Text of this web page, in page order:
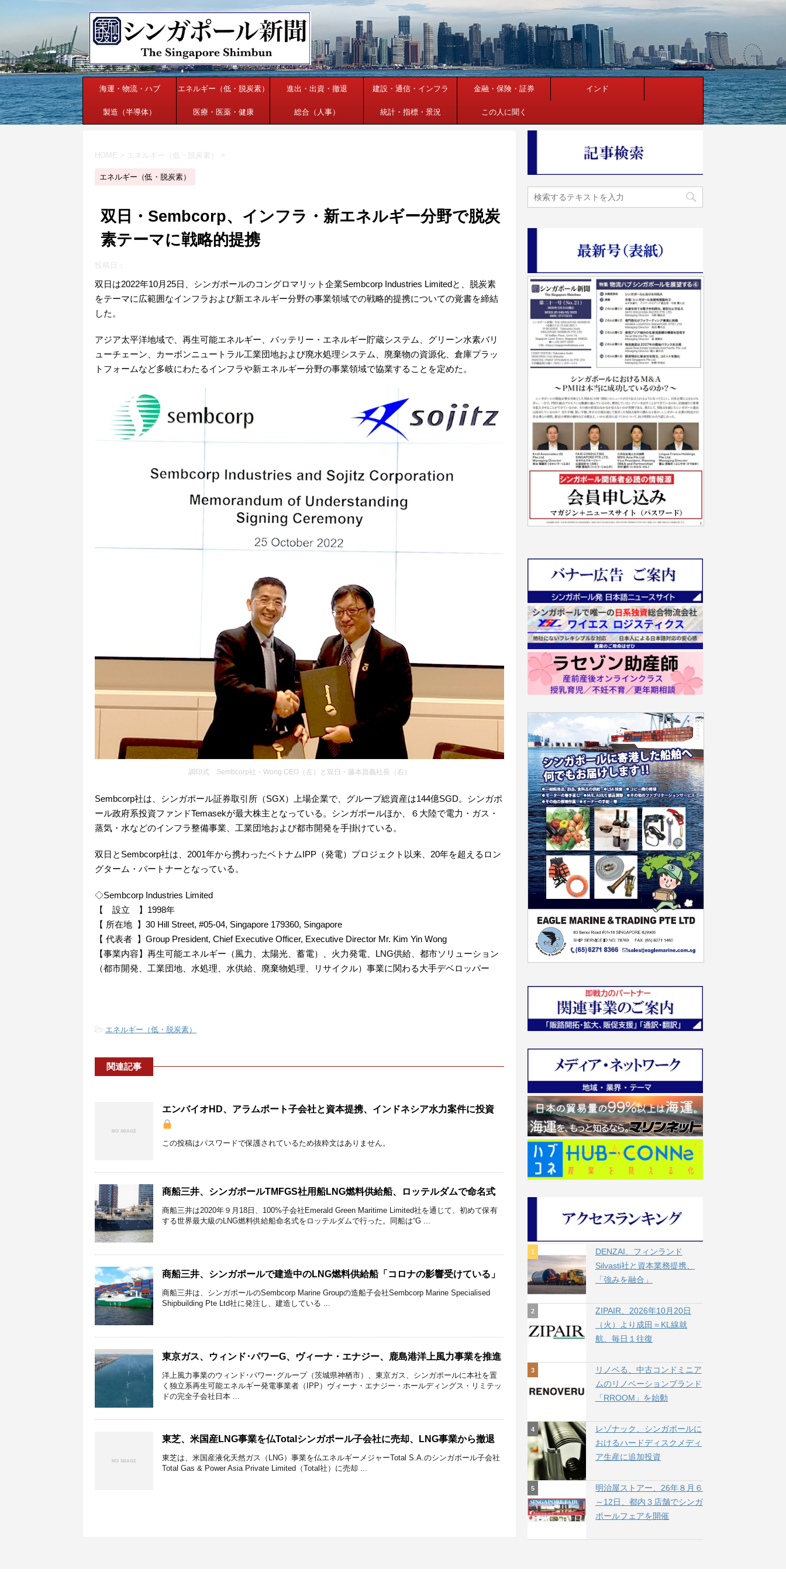
海運・物流・ハブ エネルギー（低・脱炭素） 進出・出資・撤退 建設・通信・インフラ 金融・保険・証券 インド
製造（半導体） 医療・医薬・健康 総合（人事） 統計・指標・景況 この人に聞く
HOME > エネルギー（低・脱炭素） >
エネルギー（低・脱炭素）
双日・Sembcorp、インフラ・新エネルギー分野で脱炭
素テーマに戦略的提携
投稿日：
双日は2022年10月25日、シンガポールのコングロマリット企業Sembcorp Industries Limitedと、脱炭素
をテーマに広範囲なインフラおよび新エネルギー分野の事業領域での戦略的提携についての覚書を締結
した。
アジア太平洋地域で、再生可能エネルギー、バッテリー・エネルギー貯蔵システム、グリーン水素バリ
ューチェーン、カーボンニュートラル工業団地および廃水処理システム、廃棄物の資源化、倉庫プラッ
トフォームなど多岐にわたるインフラや新エネルギー分野の事業領域で協業することを定めた。
調印式 Sembcorp社・Wong CEO（左）と双日・藤本昌義社長（右）
Sembcorp社は、シンガポール証券取引所（SGX）上場企業で、グループ総資産は144億SGD。シンガポ
ール政府系投資ファンドTemasekが最大株主となっている。シンガポールほか、６大陸で電力・ガス・
蒸気・水などのインフラ整備事業、工業団地および都市開発を手掛けている。
双日とSembcorp社は、2001年から携わったベトナムIPP（発電）プロジェクト以来、20年を超えるロン
グターム・パートナーとなっている。
◇Sembcorp Industries Limited
【 設立 】1998年
【 所在地 】30 Hill Street, #05-04, Singapore 179360, Singapore
【 代表者 】Group President, Chief Executive Officer, Executive Director Mr. Kim Yin Wong
【事業内容】再生可能エネルギー（風力、太陽光、蓄電）、火力発電、LNG供給、都市ソリューション
（都市開発、工業団地、水処理、水供給、廃棄物処理、リサイクル）事業に関わる大手デベロッパー
-エネルギー（低・脱炭素）
関連記事
エンバイオHD、アラムポート子会社と資本提携、インドネシア水力案件に投資
この投稿はパスワードで保護されているため抜粋文はありません。
商船三井、シンガポールTMFGS社用船LNG燃料供給船、ロッテルダムで命名式
商船三井は2020年９月18日、100%子会社Emerald Green Maritime Limited社を通じて、初めて保有
する世界最大級のLNG燃料供給船命名式をロッテルダムで行った。同船は“G ...
商船三井、シンガポールで建造中のLNG燃料供給船「コロナの影響受けている」
商船三井は、シンガポールのSembcorp Marine Groupの造船子会社Sembcorp Marine Specialised
Shipbuilding Pte Ltd社に発注し、建造している ...
東京ガス、ウィンド･パワーG、ヴィーナ・エナジー、鹿島港洋上風力事業を推進
洋上風力事業のウィンド･パワー･グループ（茨城県神栖市）、東京ガス、シンガポールに本社を置
く独立系再生可能エネルギー発電事業者（IPP）ヴィーナ・エナジー・ホールディングス・リミテッ
ドの完全子会社日本 ...
東芝、米国産LNG事業を仏Totalシンガポール子会社に売却、LNG事業から撤退
東芝は、米国産液化天然ガス（LNG）事業を仏エネルギーメジャーTotal S.A.のシンガポール子会社
Total Gas & Power Asia Private Limited（Total社）に売却 ...
DENZAI、フィンランド
Silvasti社と資本業務提携、
「強みを融合」
ZIPAIR、2026年10月20日
（火）より成田＝KL線就
航、毎日１往復
リノベる、中古コンドミニア
ムのリノベーションブランド
「RROOM」を始動
レゾナック、シンガポールに
おけるハードディスクメディ
ア生産に追加投資
明治屋ストアー、26年８月６
～12日、都内３店舗でシンガ
ポールフェアを開催